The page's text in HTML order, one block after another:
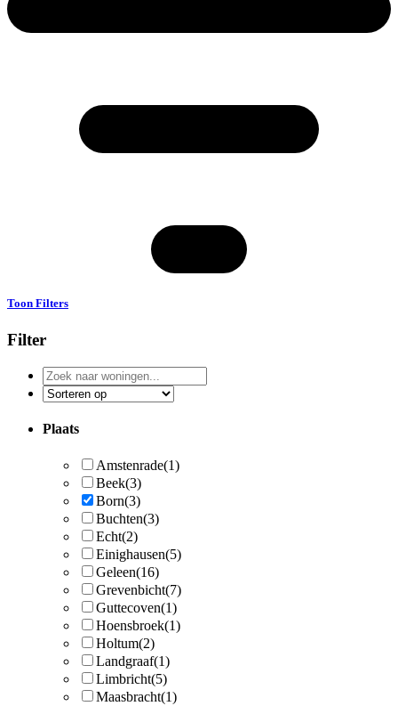
Toon Filters
Filter
Zoek
naar
woningen
Plaats
Amstenrade(1)
Beek(3)
Born(3)
Buchten(3)
Echt(2)
Einighausen(5)
Geleen(16)
Grevenbicht(7)
Guttecoven(1)
Hoensbroek(1)
Holtum(2)
Landgraaf(1)
Limbricht(5)
Maasbracht(1)